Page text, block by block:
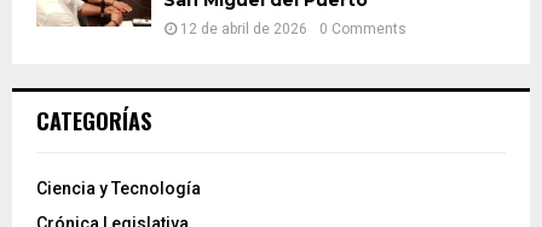
12 de abril de 2026 0 Comments
CATEGORÍAS
Ciencia y Tecnología